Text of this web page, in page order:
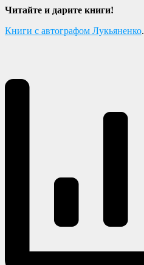
Читайте и дарите книги!
Книги с автографом Лукьяненко.